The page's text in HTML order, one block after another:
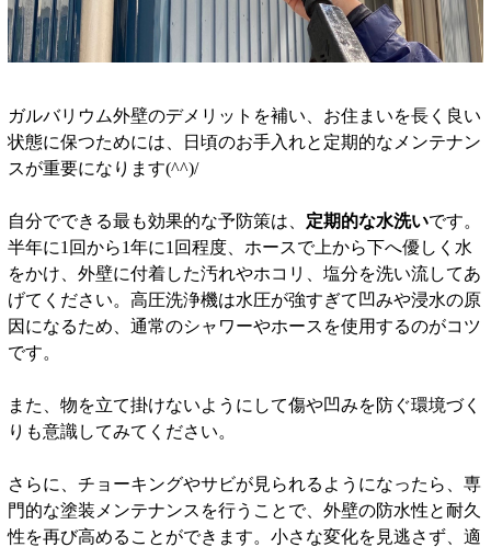
ガルバリウム外壁のデメリットを補い、お住まいを長く良い
状態に保つためには、日頃のお手入れと定期的なメンテナン
スが重要になります(^^)/
自分でできる最も効果的な予防策は、 定期的な水洗いです。
半年に1回から1年に1回程度、ホースで上から下へ優しく水
をかけ、外壁に付着した汚れやホコリ、塩分を洗い流してあ
げてください。高圧洗浄機は水圧が強すぎて凹みや浸水の原
因になるため、通常のシャワーやホースを使用するのがコツ
です。
また、物を立て掛けないようにして傷や凹みを防ぐ環境づく
りも意識してみてください。
さらに、チョーキングやサビが見られるようになったら、専
門的な塗装メンテナンスを行うことで、外壁の防水性と耐久
性を再び高めることができます。小さな変化を見逃さず、適